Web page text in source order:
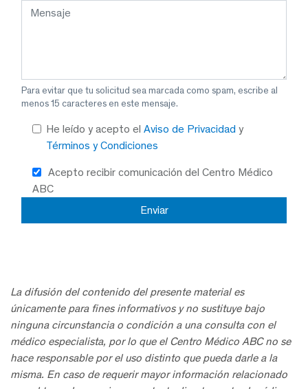
Para evitar que tu solicitud sea marcada como spam, escribe al
menos 15 caracteres en este mensaje.
He leído y acepto el Aviso de Privacidad y
Términos y Condiciones
Acepto recibir comunicación del Centro Médico
ABC
La difusión del contenido del presente material es
únicamente para fines informativos y no sustituye bajo
ninguna circunstancia o condición a una consulta con el
médico especialista, por lo que el Centro Médico ABC no se
hace responsable por el uso distinto que pueda darle a la
misma. En caso de requerir mayor información relacionado